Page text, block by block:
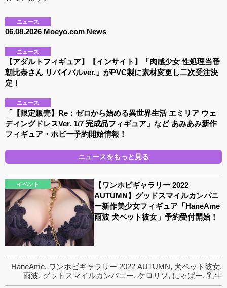
ニュース
06.08.2026 Moeyo.com News
ニュース
【アダルトフィギュア】【インサイト】「肉感少女 性処理当番
朝比奈さん リバイバルver.」がPVC製に素材変更し二次受注決
定！
ニュース
「【限定販売】Re：ゼロから始める異世界生活 エミリア ウェ
ディングドレスVer. 1/7 完成品フィギュア」など あみあみ新作
フィギュア・ホビー予約開始情報！
ニュースをもっと見る
イベント
【ワンホビギャラリー 2022
AUTUMN】グッドスマイルカンパニ
ー新作美少女フィギュア「HaneAme
雨波 犬ペット彼女」予約受付開始！
HaneAme, ワンホビギャラリー 2022 AUTUMN, 犬ペット彼女,
雨波, グッドスマイルカンパニー, ケロリソ, にゃばー, 乳牛